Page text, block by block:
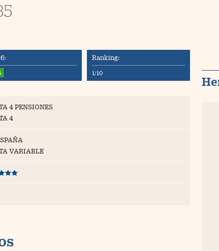
Ranking:
1/10
4 PENSIONES
4
VARIABLE